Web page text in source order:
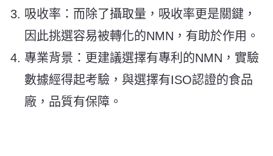
吸收率：而除了攝取量，吸收率更是關鍵，
因此挑選容易被轉化的NMN ， 有助於作用。
專業背景：更建議選擇有專利的NMN，實驗
數據經得起考驗，與選擇有ISO認證的食品
廠，品質有保障。